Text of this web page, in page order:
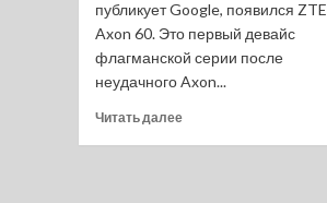
публикует Google, появился ZTE
Axon 60. Это первый девайс
флагманской серии после
неудачного Axon...
Читать далееПрочитать